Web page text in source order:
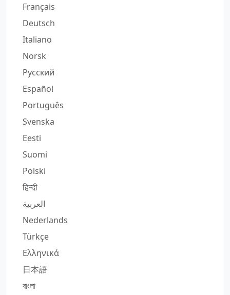
Français
Deutsch
Italiano
Norsk
Русский
Español
Português
Svenska
Eesti
Suomi
Polski
हिन्दी
العربية
Nederlands
Türkçe
Ελληνικά
日本語
বাংলা